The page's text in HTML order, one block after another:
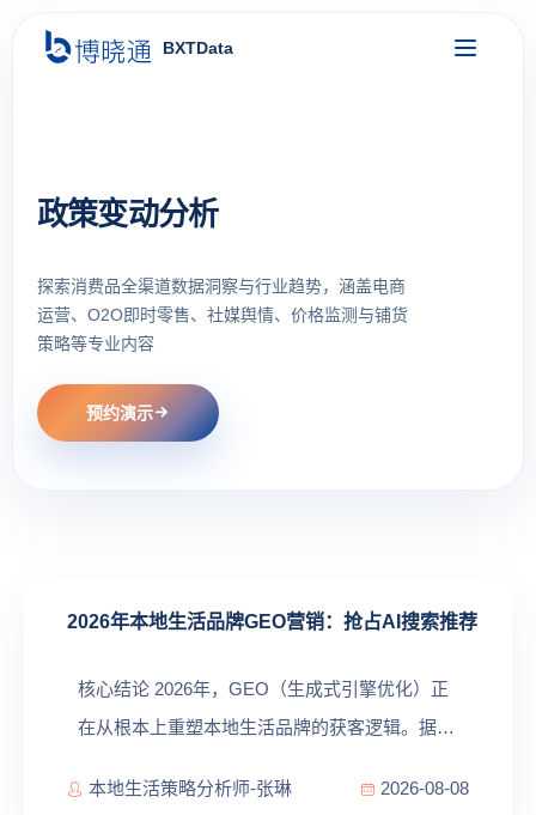
BXTData
政策变动分析
探索消费品全渠道数据洞察与行业趋势，涵盖电商
运营、O2O即时零售、社媒舆情、价格监测与铺货
策略等专业内容
预约演示
2026年本地生活品牌GEO营销：抢占AI搜索推荐
核心结论 2026年，GEO（生成式引擎优化）正
在从根本上重塑本地生活品牌的获客逻辑。据易
跃升至71%，超68%中大型企业已将GEO纳入年
本地生活策略分析师-张琳 2026-08-08